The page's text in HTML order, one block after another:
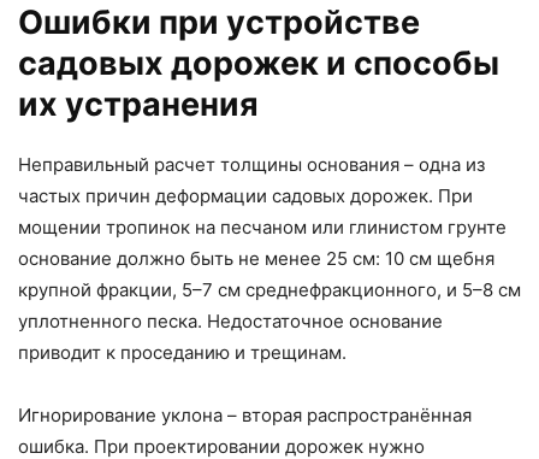
Ошибки при устройстве
садовых дорожек и способы
их устранения
Неправильный расчет толщины основания – одна из
частых причин деформации садовых дорожек. При
мощении тропинок на песчаном или глинистом грунте
основание должно быть не менее 25 см: 10 см щебня
крупной фракции, 5–7 см среднефракционного, и 5–8 см
уплотненного песка. Недостаточное основание
приводит к проседанию и трещинам.
Игнорирование уклона – вторая распространённая
ошибка. При проектировании дорожек нужно